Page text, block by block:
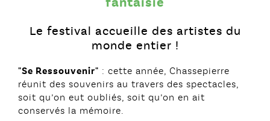
Le festival accueille des artistes du
monde entier !
"Se Ressouvenir" : cette année, Chassepierre
réunit des souvenirs au travers des spectacles,
soit qu’on eut oubliés, soit qu’on en ait
conservés la mémoire.